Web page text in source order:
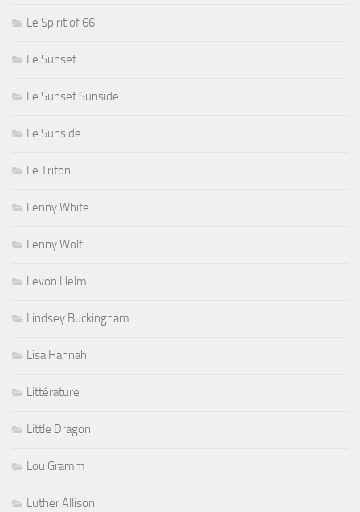
Le Spirit of 66
Le Sunset
Le Sunset Sunside
Le Sunside
Le Triton
Lenny White
Lenny Wolf
Levon Helm
Lindsey Buckingham
Lisa Hannah
Littérature
Little Dragon
Lou Gramm
Luther Allison